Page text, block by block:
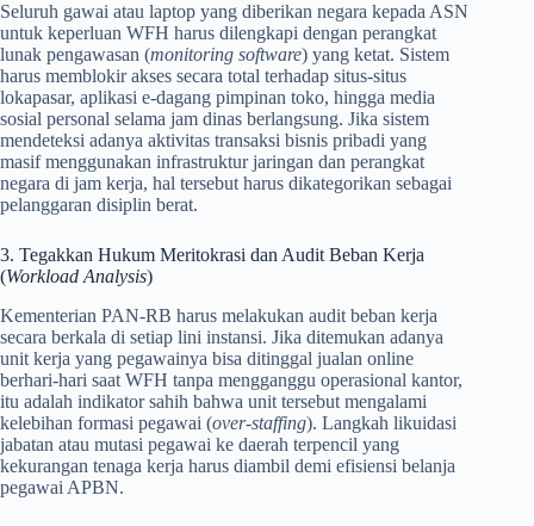
Seluruh gawai atau laptop yang diberikan negara kepada ASN
untuk keperluan WFH harus dilengkapi dengan perangkat
lunak pengawasan (monitoring software) yang ketat. Sistem
harus memblokir akses secara total terhadap situs-situs
lokapasar, aplikasi e-dagang pimpinan toko, hingga media
sosial personal selama jam dinas berlangsung. Jika sistem
mendeteksi adanya aktivitas transaksi bisnis pribadi yang
masif menggunakan infrastruktur jaringan dan perangkat
negara di jam kerja, hal tersebut harus dikategorikan sebagai
pelanggaran disiplin berat.
3. Tegakkan Hukum Meritokrasi dan Audit Beban Kerja
(Workload Analysis)
Kementerian PAN-RB harus melakukan audit beban kerja
secara berkala di setiap lini instansi. Jika ditemukan adanya
unit kerja yang pegawainya bisa ditinggal jualan online
berhari-hari saat WFH tanpa mengganggu operasional kantor,
itu adalah indikator sahih bahwa unit tersebut mengalami
kelebihan formasi pegawai (over-staffing). Langkah likuidasi
jabatan atau mutasi pegawai ke daerah terpencil yang
kekurangan tenaga kerja harus diambil demi efisiensi belanja
pegawai APBN.